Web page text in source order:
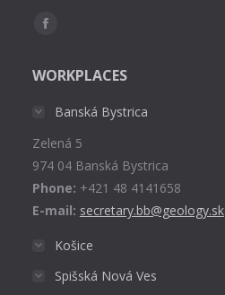
Find us on:
Facebook
opens
window
WORKPLACES
Banská Bystrica
Zelená 5
974 04 Banská Bystrica
Phone: +421 48 4141658
E-mail: secretary.bb@geology.sk
Košice
Spišská Nová Ves